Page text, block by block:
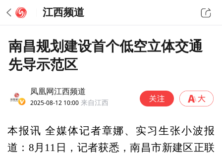
江西频道
南昌规划建设首个低空立体交通
先导示范区
凤凰网江西频道
2025-08-12 10:00 来自江西
本报讯 全媒体记者章娜、实习生张小波报
道：8月11日，记者获悉，南昌市新建区正联